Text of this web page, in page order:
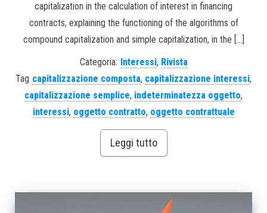
capitalization in the calculation of interest in financing
contracts, explaining the functioning of the algorithms of
compound capitalization and simple capitalization, in the […]
Categoria: Interessi, Rivista
Tag capitalizzazione composta, capitalizzazione interessi,
capitalizzazione semplice, indeterminatezza oggetto,
interessi, oggetto contratto, oggetto contrattuale
Leggi tutto